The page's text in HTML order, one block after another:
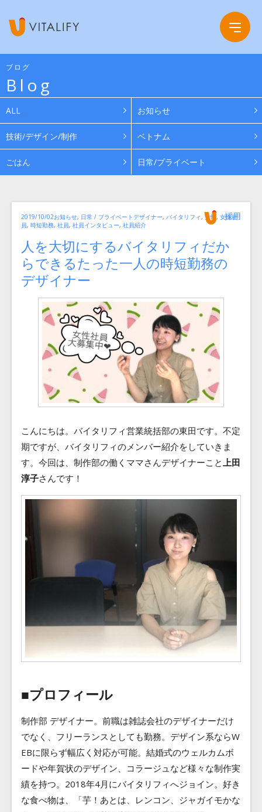
Company
会社概要
グループ会社
Service
Work
News
Blog
Contact
ブログ
Blog
ALL お知らせ
技術/デザイン/制作 ベトナム
ごはん 日常/プライベート
投
稿採用
投
稿
2019/10/02カ
テ
ゴ
お知らせ, 日常 / プライベート タ
グ
デザイナー, バイタリフィ, 女性 , 女性社
員, 時短勤務, 社員, 社員インタビュー, 社員紹介
人を大切にするバイタリフィだか
らできるたった一人の時短勤務の
デザイナー
こんにちは。バイタリフィ営業統括部の東田です。不定
期ですが、バイタリフィのメンバー紹介をしていきま
す。今回は、制作部の働くママさんデザイナーこと 上田
淳子さんです！
■プロフィール
制作部 デザイナー。前職は雑誌会社のデザイナーだけ
でなく、フリーランスとしても勤務。デザイン系ならW
EBに限らず幅広く対応が可能。結婚式のウェルカムボ
ードや年賀状のデザイン、コラージュなど様々な制作実
績を持つ。2018年4月にバイタリフィへジョイン。好き
な食べ物は、「芋！あとは、レンコン、ジャガイモかな